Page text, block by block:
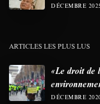
DÉCEMBRE 2025
ARTICLES LES PLUS LUS
«Le droit de
DÉCEMBRE